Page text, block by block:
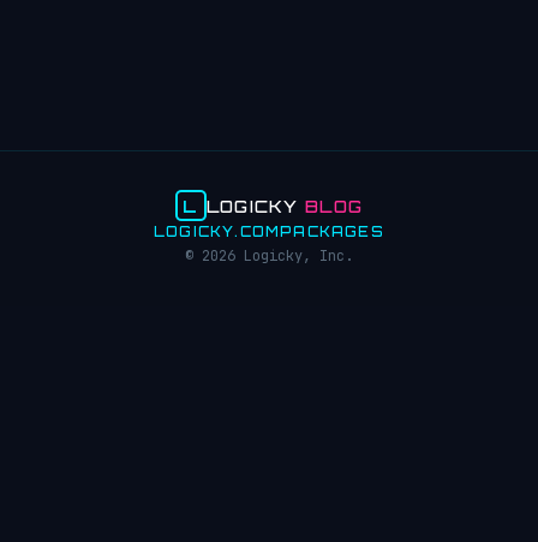
L LOGICKYBLOG
LOGICKY.COM PACKAGES
© 2026 Logicky, Inc.